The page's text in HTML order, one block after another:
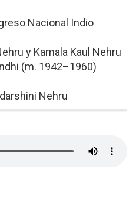
Nacional Indio
y Kamala Kaul Nehru
(m. 1942–1960)
Nehru